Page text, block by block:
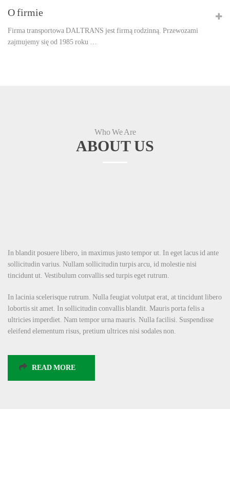
O firmie
Firma transportowa DALTRANS jest firmą rodzinną. Przewozami
zajmujemy się od 1985 roku …
Who We Are
ABOUT US
In blandit posuere libero, in maximus justo tempor ut. In eget lacus id ante
sollicitudin varius. Nullam sollicitudin turpis arcu, id molestie nisi
tincidunt ut. Vestibulum convallis sed turpis eget rutrum.
In lacinia scelerisque rutrum. Nulla feugiat volutpat erat, at tincidunt libero
lobortis sit amet. In sollicitudin convallis blandit. Mauris porta felis a
ultricies imperdiet. Nam tempor urna mauris. Nulla facilisi. Suspendisse
eleifend elementum risus, pretium ultrices nisi sodales non.
READ MORE